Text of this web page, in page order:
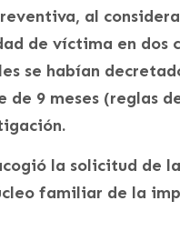
al
de víctima en dos
se habían
de 9 meses (reglas
la solicitud de
familiar de la